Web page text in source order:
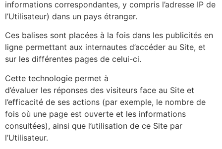
informations correspondantes, y compris l’adresse IP de
l’Utilisateur) dans un pays étranger.
Ces balises sont placées à la fois dans les publicités en
ligne permettant aux internautes d’accéder au Site, et
sur les différentes pages de celui-ci.
Cette technologie permet à
d’évaluer les réponses des visiteurs face au Site et
l’efficacité de ses actions (par exemple, le nombre de
fois où une page est ouverte et les informations
consultées), ainsi que l’utilisation de ce Site par
l’Utilisateur.